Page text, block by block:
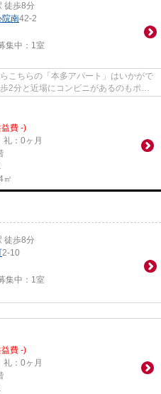
徒歩8分
院南42-2
集中： 1室
こちらの「本多アパート」はいかがで
2分と近場にコンビニがあるのもポイ
費 -)
礼：0ヶ月
㎡
徒歩8分
2-10
集中： 1室
費 -)
礼：0ヶ月